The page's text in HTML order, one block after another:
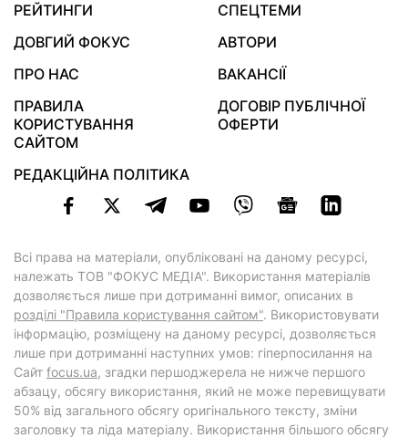
РЕЙТИНГИ
СПЕЦТЕМИ
ДОВГИЙ ФОКУС
АВТОРИ
ПРО НАС
ВАКАНСІЇ
ПРАВИЛА
КОРИСТУВАННЯ
САЙТОМ
ДОГОВІР ПУБЛІЧНОЇ
ОФЕРТИ
РЕДАКЦІЙНА ПОЛІТИКА
Всі права на матеріали, опубліковані на даному ресурсі,
належать ТОВ "ФОКУС МЕДІА". Використання матеріалів
дозволяється лише при дотриманні вимог, описаних в
розділі "Правила користування сайтом". Використовувати
інформацію, розміщену на даному ресурсі, дозволяється
лише при дотриманні наступних умов: гіперпосилання на
Cайт focus.ua, згадки першоджерела не нижче першого
абзацу, обсягу використання, який не може перевищувати
50% від загального обсягу оригінального тексту, зміни
заголовку та ліда матеріалу. Використання більшого обсягу